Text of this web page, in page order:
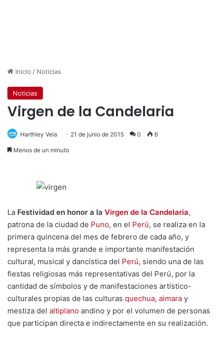
Inicio / Noticias
Noticias
Virgen de la Candelaria
Harthley Vela 21 de junio de 2015 0 6
Menos de un minuto
La Festividad en honor a la Virgen de la Candelaria,
patrona de la ciudad de Puno, en el Perú, se realiza en la
primera quincena del mes de febrero de cada año, y
representa la más grande e importante manifestación
cultural, musical y dancística del Perú, siendo una de las
fiestas religiosas más representativas del Perú, por la
cantidad de símbolos y de manifestaciones artístico-
culturales propias de las culturas quechua, aimara y
mestiza del altiplano andino y por el volumen de personas
que participan directa e indirectamente en su realización.